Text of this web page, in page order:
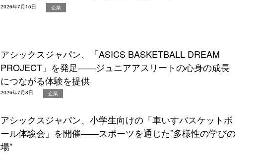
2026年7月15日 企業
アシックスジャパン、「ASICS BASKETBALL DREAM
PROJECT」を発足――ジュニアアスリートの心身の成長
につながる体験を提供
2026年7月8日 企業
アシックスジャパン、小学生向けの「車いすバスケットボ
ール体験会」を開催――スポーツを通じた”多様性の学びの
場”